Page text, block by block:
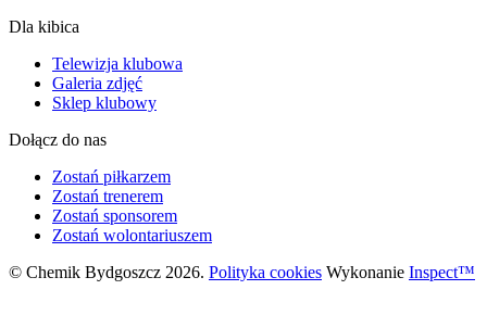
Dla kibica
Telewizja klubowa
Galeria zdjęć
Sklep klubowy
Dołącz do nas
Zostań piłkarzem
Zostań trenerem
Zostań sponsorem
Zostań wolontariuszem
© Chemik Bydgoszcz 2026. Polityka cookies Wykonanie Inspect™